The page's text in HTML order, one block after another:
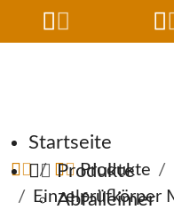
Navigation
Startseite
Produkte
Abfalleimer
Produkte
Einzelprüfkörper